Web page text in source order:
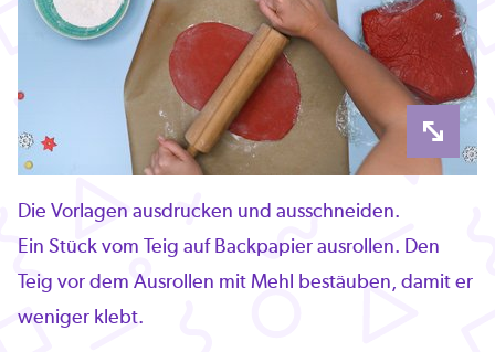
Die Vorlagen ausdrucken und ausschneiden.
Ein Stück vom Teig auf Backpapier ausrollen. Den
Teig vor dem Ausrollen mit Mehl bestäuben, damit er
weniger klebt.